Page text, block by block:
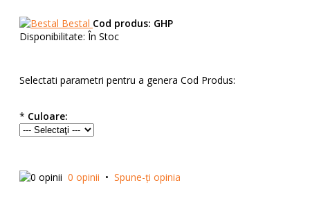
Bestal Cod produs: GHP
Disponibilitate: În Stoc
Selectati parametri pentru a genera Cod Produs:
* Culoare:
0 opinii • Spune-ţi opinia